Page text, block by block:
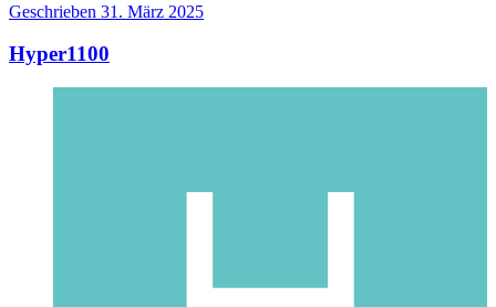
Geschrieben 31. März 2025
Hyper1100